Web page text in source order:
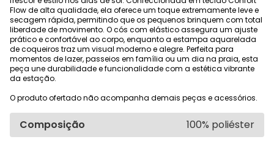
Flow de alta qualidade, ela oferece um toque extremamente leve e
secagem rápida, permitindo que os pequenos brinquem com total
liberdade de movimento. O cós com elástico assegura um ajuste
prático e confortável ao corpo, enquanto a estampa aquarelada
de coqueiros traz um visual moderno e alegre. Perfeita para
momentos de lazer, passeios em família ou um dia na praia, esta
peça une durabilidade e funcionalidade com a estética vibrante
da estação.
O produto ofertado não acompanha demais peças e acessórios.
Composição 100% poliéster